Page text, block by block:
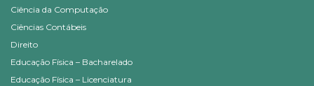
Ciência da Computação
Ciências Contábeis
Direito
Educação Física – Bacharelado
Educação Física – Licenciatura